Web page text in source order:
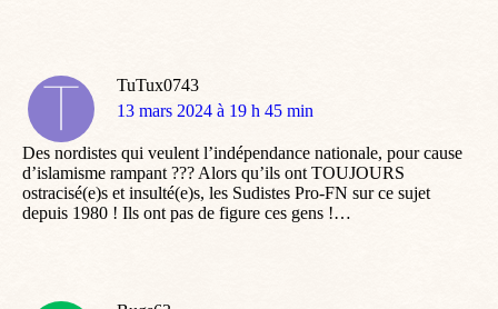
TuTux0743
dit
13 mars 2024 à 19 h 45 min
Des nordistes qui veulent l’indépendance nationale, pour cause
d’islamisme rampant ??? Alors qu’ils ont TOUJOURS
ostracisé(e)s et insulté(e)s, les Sudistes Pro-FN sur ce sujet
depuis 1980 ! Ils ont pas de figure ces gens !…